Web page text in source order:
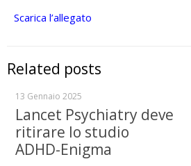
Scarica l’allegato
Related posts
13 Gennaio 2025
Lancet Psychiatry deve
ritirare lo studio
ADHD-Enigma